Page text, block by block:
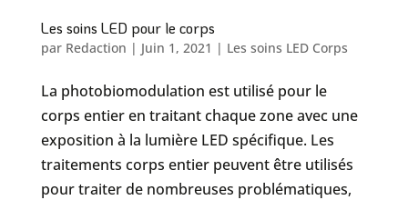
Les soins LED pour le corps
par Redaction | Juin 1, 2021 | Les soins LED Corps
La photobiomodulation est utilisé pour le
corps entier en traitant chaque zone avec une
exposition à la lumière LED spécifique. Les
traitements corps entier peuvent être utilisés
pour traiter de nombreuses problématiques,